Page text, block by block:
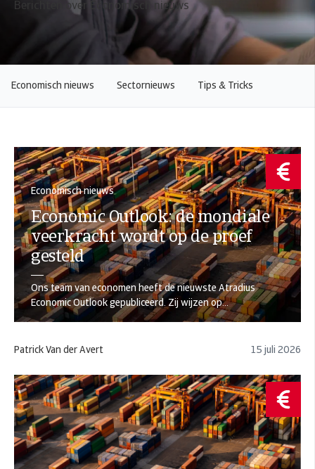
Berichten over Economisch nieuws
Economisch nieuws Sectornieuws Tips & Tricks
Economisch nieuws
Economic Outlook: de mondiale
veerkracht wordt op de proef
gesteld
Ons team van economen heeft de nieuwste Atradius
Economic Outlook gepubliceerd. Zij wijzen op...
Patrick Van der Avert 15 juli 2026